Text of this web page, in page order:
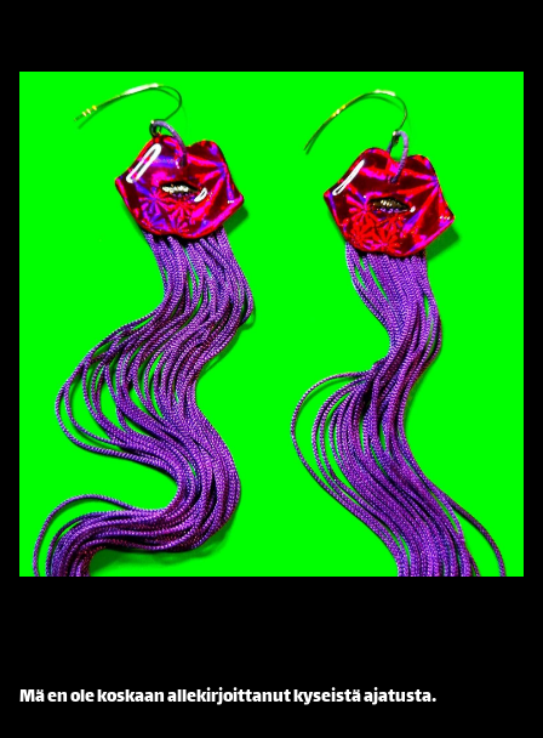
Mä en ole koskaan allekirjoittanut kyseistä ajatusta.